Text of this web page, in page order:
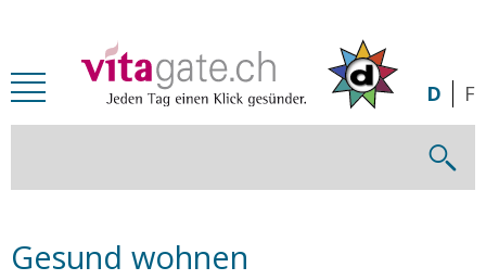
D F
Gesund wohnen